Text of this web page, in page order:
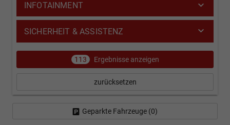
INFOTAINMENT
SICHERHEIT & ASSISTENZ
113 Ergebnisse anzeigen
zurücksetzen
Geparkte Fahrzeuge (0)